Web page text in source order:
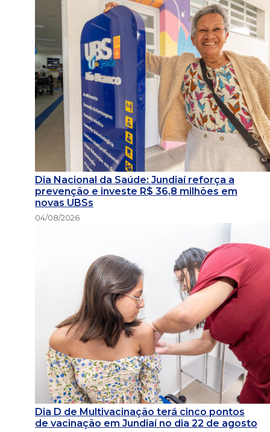
Dia Nacional da Saúde: Jundiaí reforça a
prevenção e investe R$ 36,8 milhões em
novas UBSs
04/08/2026
Dia D de Multivacinação terá cinco pontos
de vacinação em Jundiaí no dia 22 de agosto